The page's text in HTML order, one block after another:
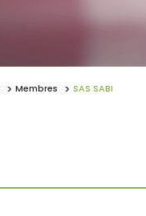
Membres SAS SABI